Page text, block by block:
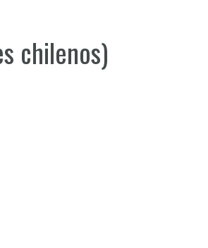
chilenos)